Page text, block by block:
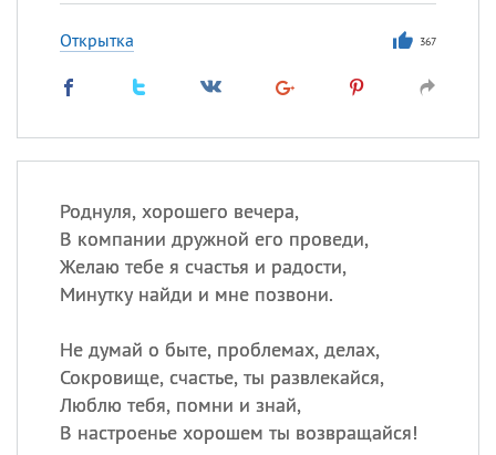
Открытка 367
Роднуля, хорошего вечера,
В компании дружной его проведи,
Желаю тебе я счастья и радости,
Минутку найди и мне позвони.
Не думай о быте, проблемах, делах,
Сокровище, счастье, ты развлекайся,
Люблю тебя, помни и знай,
В настроенье хорошем ты возвращайся!